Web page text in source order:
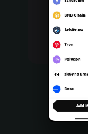
Português (Portugal)
Bahasa Indonesia
Português (Brasil)
Español (Argentina)